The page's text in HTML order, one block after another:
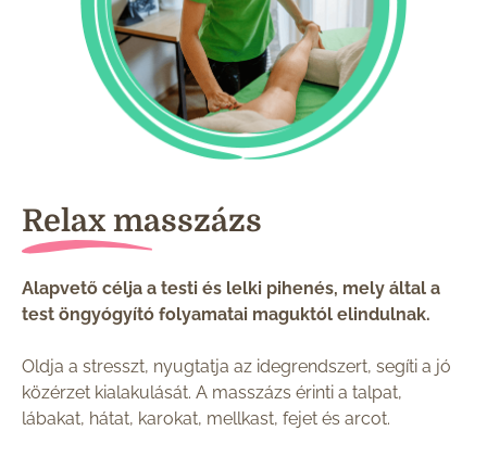
Relax masszázs
Alapvető célja a testi és lelki pihenés, mely által a
test öngyógyító folyamatai maguktól elindulnak.
Oldja a stresszt, nyugtatja az idegrendszert, segíti a jó
közérzet kialakulását. A masszázs érinti a talpat,
lábakat, hátat, karokat, mellkast, fejet és arcot.